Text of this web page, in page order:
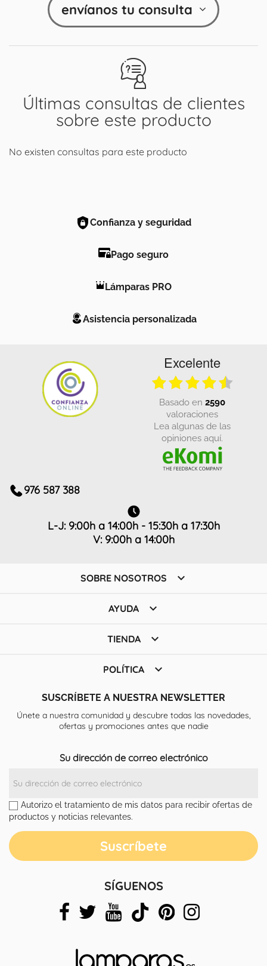
Últimas consultas de clientes
sobre este producto
No existen consultas para este producto
envíanos tu consulta
Confianza y seguridad
Pago seguro
Lámparas PRO
Asistencia personalizada
Excelente
basado en 2590
valoraciones
Lea algunas de las
opiniones aquí.
976 587 388
L-J: 9:00h a 14:00h - 15:30h a 17:30h
V: 9:00h a 14:00h
SOBRE NOSOTROS 
AYUDA 
TIENDA 
POLÍTICA 
SUSCRÍBETE A NUESTRA NEWSLETTER
Únete a nuestra comunidad y descubre todas las novedades,
ofertas y promociones antes que nadie
Su dirección de correo electrónico
Autorizo el tratamiento de mis datos para recibir ofertas de
productos y noticias relevantes.
SÍGUENOS